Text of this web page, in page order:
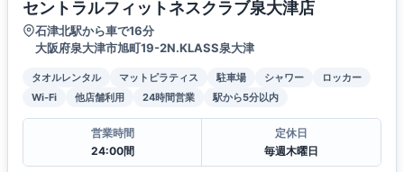
セントラルフィットネスクラブ泉大津店
石津北駅から車で16分
大阪府泉大津市旭町19-2N.KLASS泉大津
タオルレンタル マットピラティス 駐車場 シャワー
ロッカー
Wi-Fi
他店舗利用 24時間営業 駅から5分以内
営業時間
24:00間
定休日
毎週木曜日